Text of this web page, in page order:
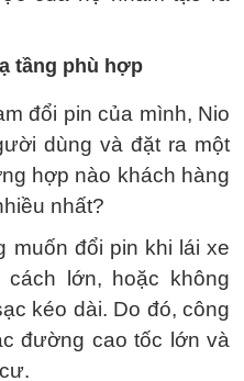
tầng phù hợp
đổi pin của mình, Nio
dùng và đặt ra một
hợp nào khách hàng
nhất?
muốn đổi pin khi lái xe
cách lớn, hoặc không
kéo dài. Do đó, công
đường cao tốc lớn và